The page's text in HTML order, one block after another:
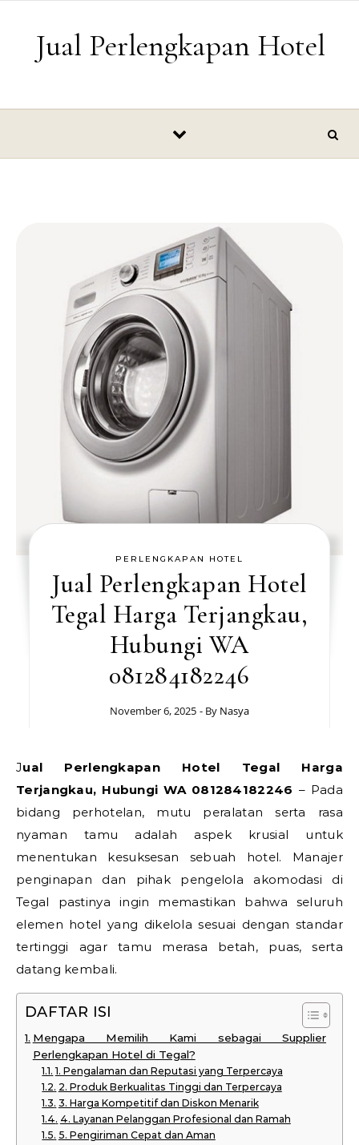
Jual Perlengkapan Hotel
PERLENGKAPAN HOTEL
Jual Perlengkapan Hotel
Tegal Harga Terjangkau,
Hubungi WA
081284182246
November 6, 2025 - By Nasya
Jual Perlengkapan Hotel Tegal Harga
Terjangkau, Hubungi WA 081284182246 – Pada
bidang perhotelan, mutu peralatan serta rasa
nyaman tamu adalah aspek krusial untuk
menentukan kesuksesan sebuah hotel. Manajer
penginapan dan pihak pengelola akomodasi di
Tegal pastinya ingin memastikan bahwa seluruh
elemen hotel yang dikelola sesuai dengan standar
tertinggi agar tamu merasa betah, puas, serta
datang kembali.
DAFTAR ISI
Mengapa Memilih Kami sebagai Supplier
Perlengkapan Hotel di Tegal?
1. Pengalaman dan Reputasi yang Terpercaya
2. Produk Berkualitas Tinggi dan Terpercaya
3. Harga Kompetitif dan Diskon Menarik
4. Layanan Pelanggan Profesional dan Ramah
5. Pengiriman Cepat dan Aman